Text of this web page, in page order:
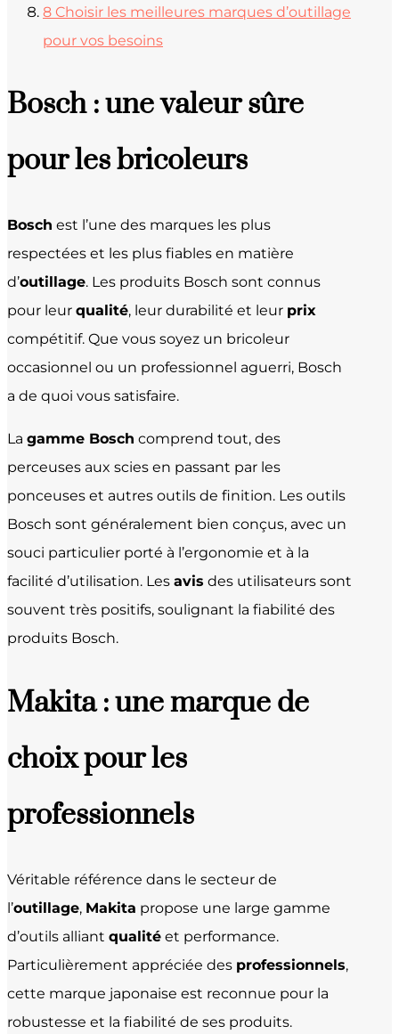
8 Choisir les meilleures marques d’outillage
pour vos besoins
Bosch : une valeur sûre
pour les bricoleurs
Bosch est l’une des marques les plus
respectées et les plus fiables en matière
d’outillage. Les produits Bosch sont connus
pour leur qualité, leur durabilité et leur prix
compétitif. Que vous soyez un bricoleur
occasionnel ou un professionnel aguerri, Bosch
a de quoi vous satisfaire.
La gamme Bosch comprend tout, des
perceuses aux scies en passant par les
ponceuses et autres outils de finition. Les outils
Bosch sont généralement bien conçus, avec un
souci particulier porté à l’ergonomie et à la
facilité d’utilisation. Les avis des utilisateurs sont
souvent très positifs, soulignant la fiabilité des
produits Bosch.
Makita : une marque de
choix pour les
professionnels
Véritable référence dans le secteur de
l’outillage, Makita propose une large gamme
d’outils alliant qualité et performance.
Particulièrement appréciée des professionnels,
cette marque japonaise est reconnue pour la
robustesse et la fiabilité de ses produits.